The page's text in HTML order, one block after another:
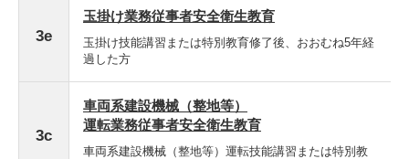
3e
玉掛け業務従事者安全衛生教育
玉掛け技能講習または特別教育修了後、おおむね5年経
過した方
3c
車両系建設機械（整地等）
運転業務従事者安全衛生教育
車両系建設機械（整地等）運転技能講習または特別教